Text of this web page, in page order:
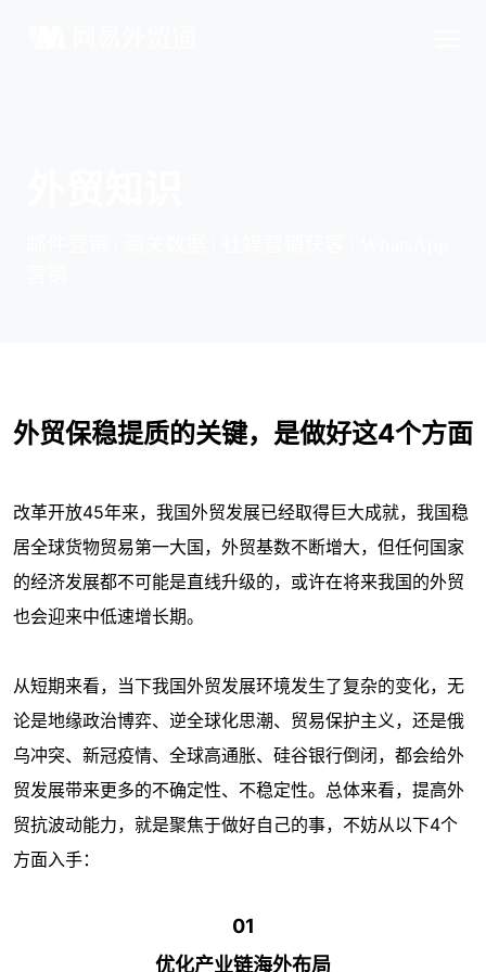
外贸保稳提质的关键，是做好这4个方面
改革开放45年来，我国外贸发展已经取得巨大成就，我国稳
居全球货物贸易第一大国，外贸基数不断增大，但任何国家
的经济发展都不可能是直线升级的，或许在将来我国的外贸
也会迎来中低速增长期。
从短期来看，当下我国外贸发展环境发生了复杂的变化，无
论是地缘政治博弈、逆全球化思潮、贸易保护主义，还是俄
乌冲突、新冠疫情、全球高通胀、硅谷银行倒闭，都会给外
贸发展带来更多的不确定性、不稳定性。总体来看，提高外
贸抗波动能力，就是聚焦于做好自己的事，不妨从以下4个
方面入手：
01
优化产业链海外布局